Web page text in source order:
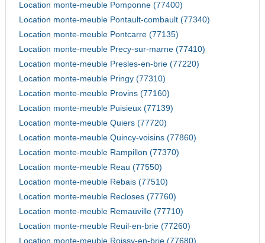
Location monte-meuble Pomponne (77400)
Location monte-meuble Pontault-combault (77340)
Location monte-meuble Pontcarre (77135)
Location monte-meuble Precy-sur-marne (77410)
Location monte-meuble Presles-en-brie (77220)
Location monte-meuble Pringy (77310)
Location monte-meuble Provins (77160)
Location monte-meuble Puisieux (77139)
Location monte-meuble Quiers (77720)
Location monte-meuble Quincy-voisins (77860)
Location monte-meuble Rampillon (77370)
Location monte-meuble Reau (77550)
Location monte-meuble Rebais (77510)
Location monte-meuble Recloses (77760)
Location monte-meuble Remauville (77710)
Location monte-meuble Reuil-en-brie (77260)
Location monte-meuble Roissy-en-brie (77680)